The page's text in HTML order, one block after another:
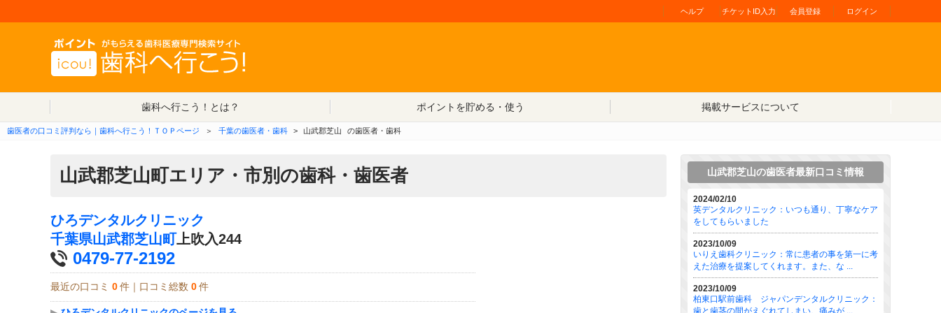
ヘルプ チケットID入力 会員登録 ログイン
歯科へ行こう！とは？
ポイントを貯める・使う 掲載サービスについて
歯医者の口コミ評判なら｜歯科へ行こう！ＴＯＰページ ＞ 千葉の歯医者・歯科 > 山武郡芝山 の歯医者・歯科
山武郡芝山町エリア・市別の歯科・歯医者
ひろデンタルクリニック
千葉県山武郡芝山町上吹入244
0479-77-2192
最近の口コミ 0 件｜口コミ総数 0 件
山武郡芝山の歯医者最新口コミ情報
2024/02/10
英デンタルクリニック：いつも通り、丁寧なケア
をしてもらいました
2023/10/09
いりえ歯科クリニック：常に患者の事を第一に考
えた治療を提案してくれます。また、な ...
2023/10/09
柏東口駅前歯科 ジャパンデンタルクリニック：